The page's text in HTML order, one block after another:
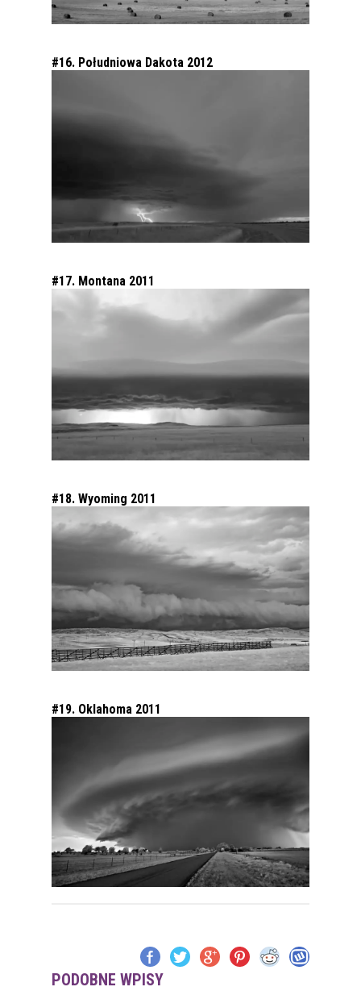
#16. Południowa Dakota 2012
#17. Montana 2011
#18. Wyoming 2011
#19. Oklahoma 2011
PODOBNE WPISY